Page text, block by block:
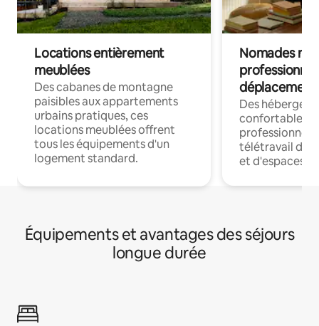
Locations entièrement
meublées
Des cabanes de montagne
paisibles aux appartements
urbains pratiques, ces
locations meublées offrent
tous les équipements d'un
logement standard.
Nomades
déplacement
Des
confortables
professionnels
télétravail
et d'espaces
Équipements et avantages des séjours
longue durée